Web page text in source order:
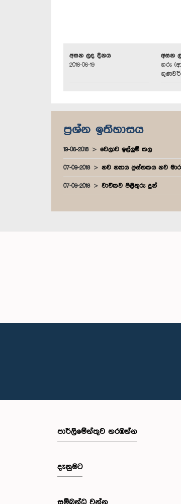
අසන ලද දිනය
2018-06-19
අසන
ගරු
ප්‍රශ්න ඉතිහාසය
19-06-2018 වෙලාව ඉල්ලුම් කල
07-09-2018 නව න්‍යාය පුස්තකය නව
07-09-2018 වාචිකව පිළිතුරු දුන්
පාර්ලි‌මේන්තුව නරඹන්න
දැනුමට